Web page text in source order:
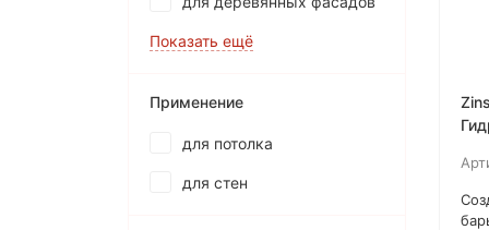
Показать ещё
Применение
для потолка
для стен